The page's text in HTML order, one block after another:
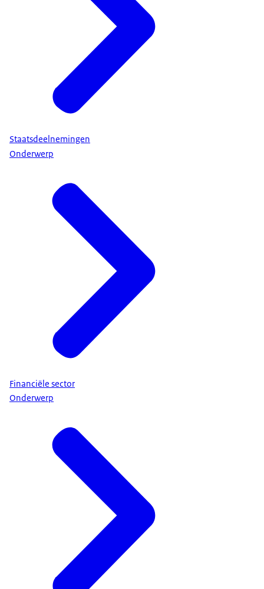
Staatsdeelnemingen
Onderwerp
Financiële sector
Onderwerp